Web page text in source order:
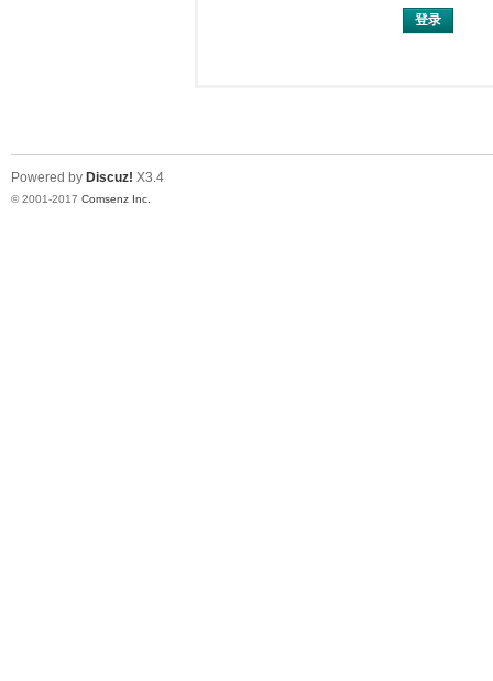
登录
Powered by Discuz! X3.4
© 2001-2017 Comsenz Inc.